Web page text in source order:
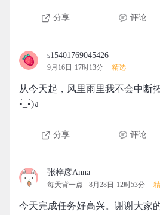
分享 评论
s15401769045426
9月16日 17时13分 精选
从今天起，风里雨里我不会中断
•̀_•́)ง
分享 评论
张梓彦Anna
每天背一点 8月28日 12时53分
今天完成任务好高兴。谢谢大家